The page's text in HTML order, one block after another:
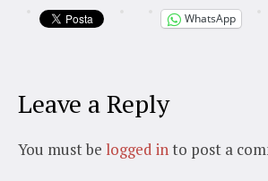
WhatsApp
Leave a Reply
You must be logged in to post a